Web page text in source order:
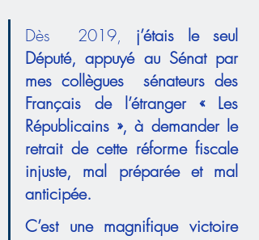
Dès  2019, j’étais le seul
Député, appuyé au Sénat par
mes collègues  sénateurs des
Français de l’étranger « Les
Républicains », à demander le
retrait de cette réforme fiscale
injuste, mal préparée et mal
anticipée.
C’est une magnifique victoire